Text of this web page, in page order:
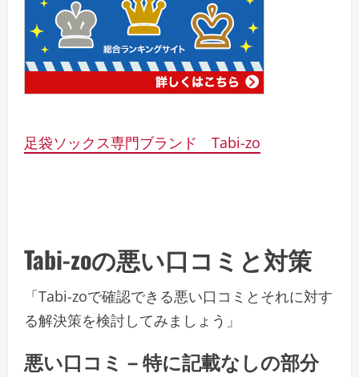
足袋ソックス専門ブランド Tabi-zo
Tabi-zoの悪い口コミと対策
「Tabi-zoで確認できる悪い口コミとそれに対す
る解決策を検討してみましょう」
悪い口コミ – 特に記載なしの部分